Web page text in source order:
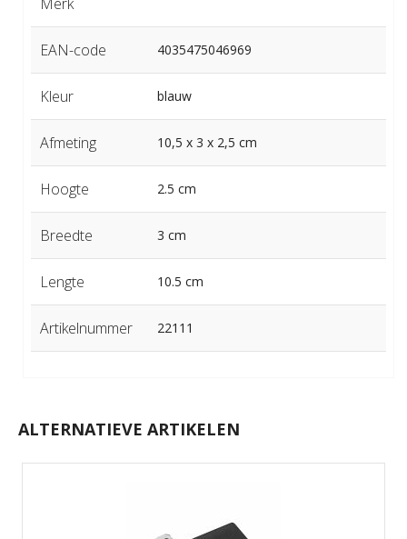
EAN-code 4035475046969
Kleur blauw
Afmeting 10,5 x 3 x 2,5 cm
Hoogte 2.5 cm
Breedte 3 cm
Lengte 10.5 cm
Artikelnummer 22111
ALTERNATIEVE ARTIKELEN